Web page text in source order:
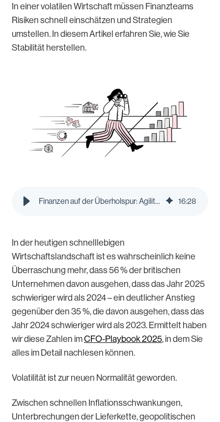
In einer volatilen Wirtschaft müssen Finanzteams
Risiken schnell einschätzen und Strategien
umstellen. In diesem Artikel erfahren Sie, wie Sie
Stabilität herstellen.
Finanzen auf der Überholspur: Agilität in einer unsicheren Wirtschaft meistern | Pleo Blog 16:28
In der heutigen schnelllebigen
Wirtschaftslandschaft ist es wahrscheinlich keine
Überraschung mehr, dass 56 % der britischen
Unternehmen davon ausgehen, dass das Jahr 2025
schwieriger wird als 2024 – ein deutlicher Anstieg
gegenüber den 35 %, die davon ausgehen, dass das
Jahr 2024 schwieriger wird als 2023. Ermittelt haben
wir diese Zahlen imCFO-Playbook 2025, in dem Sie
alles im Detail nachlesen können.
Volatilität ist zur neuen Normalität geworden.
Zwischen schnellen Inflationsschwankungen,
Unterbrechungen der Lieferkette, geopolitischen